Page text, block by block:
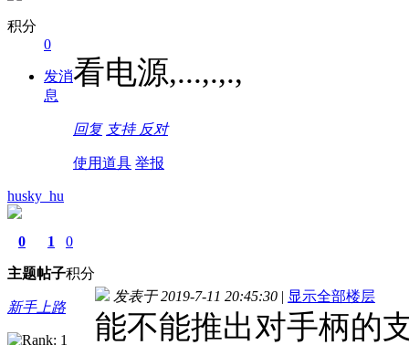
积分
0
发消
息
看电源,...,.,.,
回复 支持 反对
使用道具 举报
husky_hu
0
主题
1
帖子
0
积分
新手上路
发表于 2019-7-11 20:45:30 | 显示全部楼层
能不能推出对手柄的